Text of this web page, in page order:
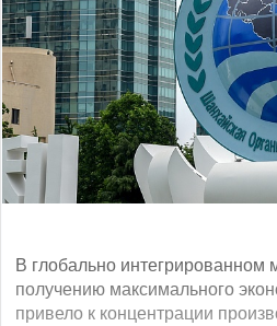
В глобально интегрированном
получению максимального
привело к концентрации